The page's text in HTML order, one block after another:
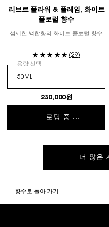
리브르 플라워 & 플레임, 화이트
플로럴 향수
섬세한 백합향의 화이트 플로럴 향수
(29)
용량 선택
230,000원
로딩 중 ...
더 많은
향수로 돌아 가기